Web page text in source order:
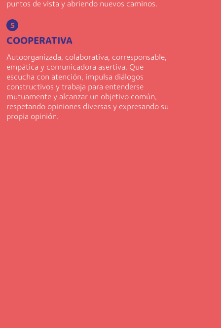
puntos de vista y abriendo nuevos caminos.
5
COOPERATIVA
Autoorganizada, colaborativa, corresponsable,
empática y comunicadora asertiva. Que
escucha con atención, impulsa diálogos
constructivos y trabaja para entenderse
mutuamente y alcanzar un objetivo común,
respetando opiniones diversas y expresando su
propia opinión.